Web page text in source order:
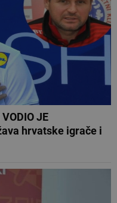
JE
hrvatske igrače i